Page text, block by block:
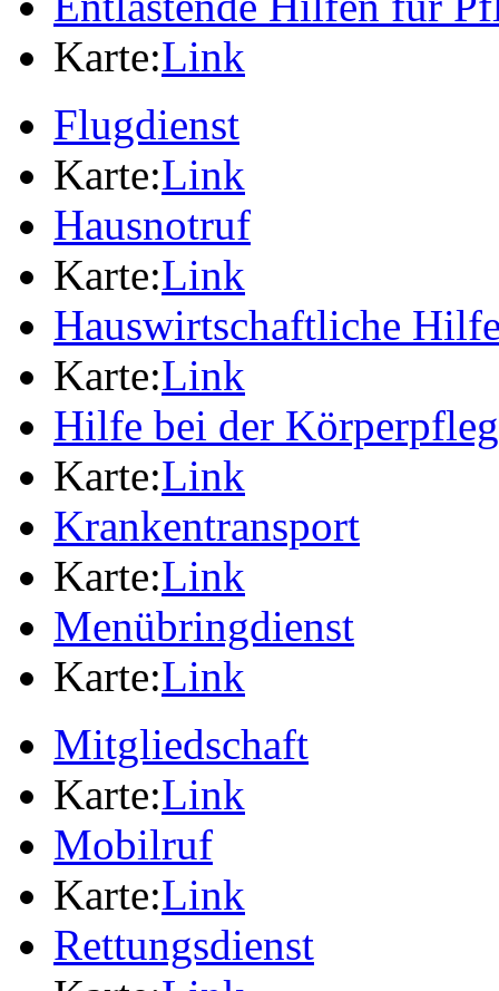
Karte:Link
Flugdienst
Karte:Link
Hausnotruf
Karte:Link
Hauswirtschaftliche
Karte:Link
Hilfe bei der
Karte:Link
Krankentransport
Karte:Link
Menübringdienst
Karte:Link
Mitgliedschaft
Karte:Link
Mobilruf
Karte:Link
Rettungsdienst